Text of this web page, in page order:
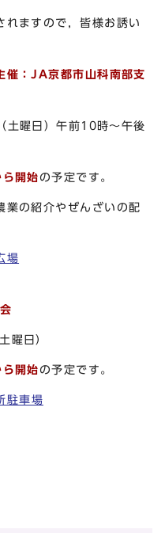
れますので，皆様お誘い
催：JA京都市山科南部支
曜日）午前10時～午後
開始 の予定です。
介やぜんざいの配
場
曜日）
開始 の予定です。
駐車場